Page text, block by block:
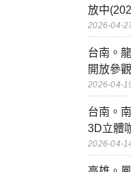
放中
2026-04-
台南。
開放參
2026-04-
台南。
3D立體
2026-04-